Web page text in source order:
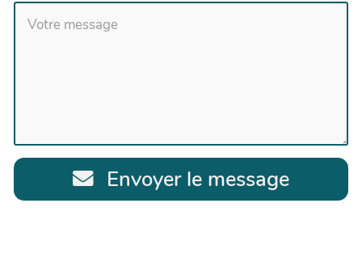
Envoyer le message